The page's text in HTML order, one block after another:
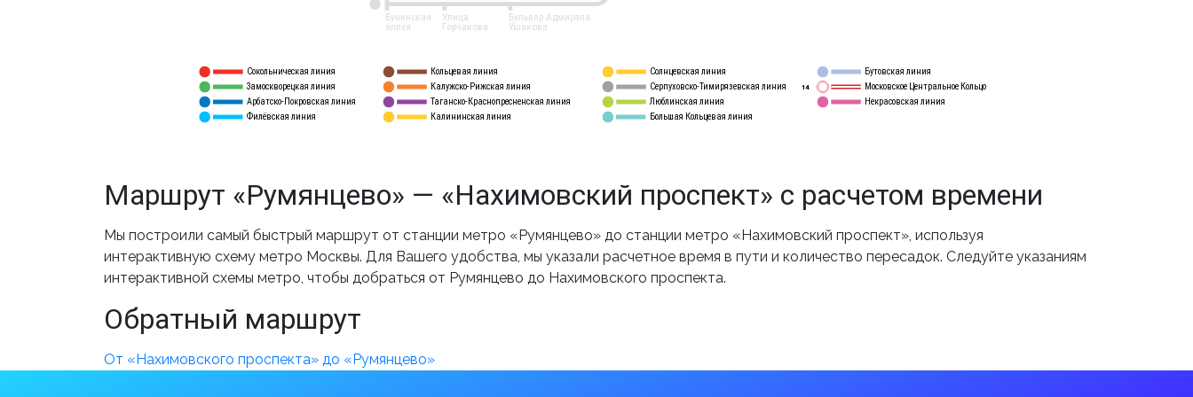
Сокольническая линия
Замоскворецкая линия
Арбатско-Покровская линия
Филёвская линия
Кольцевая линия
Калужско-Рижская линия
Таганско-Краснопресненская линия
Калининская линия
Солнцевская линия
Серпуховско-Тимирязевская линия
Люблинская линия
Бутовская линия
Московское Центральное Кольцо
Большая Кольцевая линия
Некрасовская линия
14
Бульвар Адмирала
Ушакова
Улица
Горчакова
Бунинская
аллея
Маршрут «Румянцево» — «Нахимовский проспект» с расчетом времени
Мы построили самый быстрый маршрут от станции метро «Румянцево» до станции метро «Нахимовский проспект», используя
интерактивную схему метро Москвы. Для Вашего удобства, мы указали расчетное время в пути и количество пересадок. Следуйте указаниям
интерактивной схемы метро, чтобы добраться от Румянцево до Нахимовского проспекта.
Обратный маршрут
От «Нахимовского проспекта» до «Румянцево»